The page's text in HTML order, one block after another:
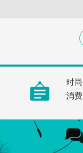
时尚
消费